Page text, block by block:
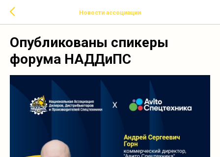
Новости ассоциации
Опубликованы спикеры
форума НАДДиПС